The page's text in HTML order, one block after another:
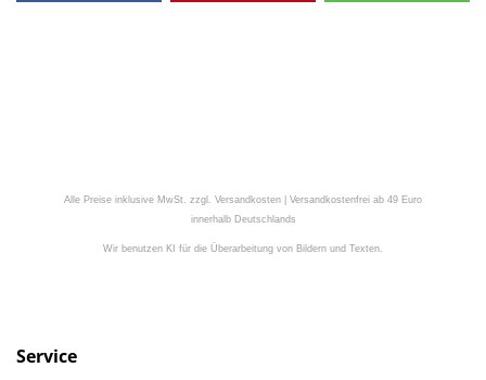
Alle Preise inklusive MwSt. zzgl. Versandkosten | Versandkostenfrei ab 49 Euro
innerhalb Deutschlands
Wir benutzen KI für die Überarbeitung von Bildern und Texten.
Service